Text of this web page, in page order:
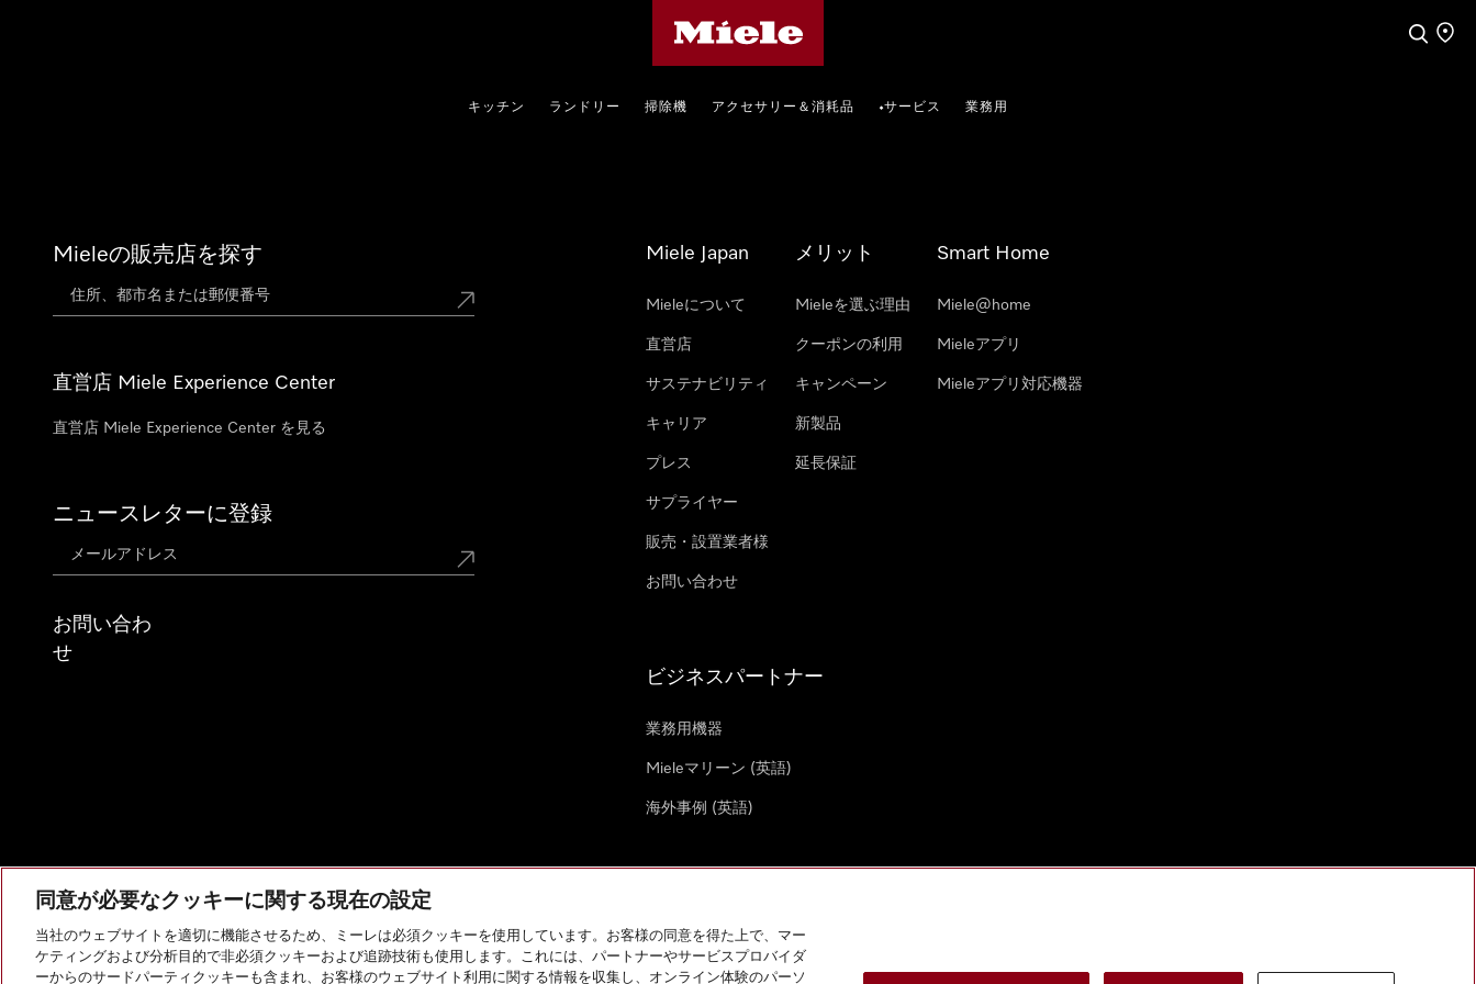
検索 店舗
キッチン ランドリー 掃除機 アクセサリー＆消耗品 •サービス 業務用
Mieleの販売店を探す
直営店 Miele Experience Center
直営店 Miele Experience Center を見る
ニュースレターに登録
お問い合わ
せ
Miele Japan
Mieleについて
直営店
サステナビリティ
キャリア
プレス
サプライヤー
販売・設置業者様
お問い合わせ
メリット
Mieleを選ぶ理由
クーポンの利用
キャンペーン
新製品
延長保証
Smart Home
Miele@home
Mieleアプリ
Mieleアプリ対応機器
ビジネスパートナー
業務用機器
Mieleマリーン (英語)
海外事例 (英語)
会社概要 法的通知 個人情報保護方針 利用規約
クッキー設定
同意が必要なクッキーに関する現在の設定
当社のウェブサイトを適切に機能させるため、ミーレは必須クッキーを使用しています。お客様の同意を得た上で、マー
ケティングおよび分析目的で非必須クッキーおよび追跡技術も使用します。これには、パートナーやサービスプロバイダ
ーからのサードパーティクッキーも含まれ、お客様のウェブサイト利用に関する情報を収集し、オンライン体験のパーソ